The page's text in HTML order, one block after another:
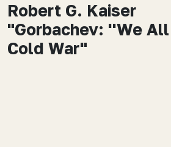
Robert G. Kaiser
"Gorbachev: ''We
Cold War"